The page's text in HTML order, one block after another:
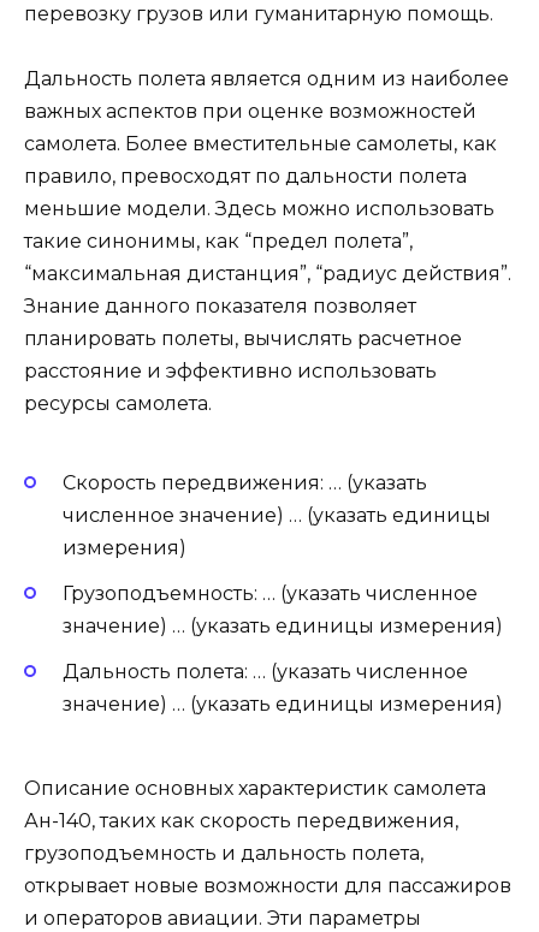
перевозку грузов или гуманитарную помощь.
Дальность полета является одним из наиболее
важных аспектов при оценке возможностей
самолета. Более вместительные самолеты, как
правило, превосходят по дальности полета
меньшие модели. Здесь можно использовать
такие синонимы, как “предел полета”,
“максимальная дистанция”, “радиус действия”.
Знание данного показателя позволяет
планировать полеты, вычислять расчетное
расстояние и эффективно использовать
ресурсы самолета.
Скорость передвижения: … (указать
численное значение) … (указать единицы
измерения)
Грузоподъемность: … (указать численное
значение) … (указать единицы измерения)
Дальность полета: … (указать численное
значение) … (указать единицы измерения)
Описание основных характеристик самолета
Ан-140, таких как скорость передвижения,
грузоподъемность и дальность полета,
открывает новые возможности для пассажиров
и операторов авиации. Эти параметры